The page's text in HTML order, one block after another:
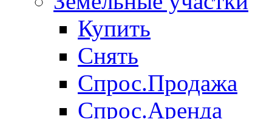
Купить
Снять
Спрос.Продажа
Спрос.Аренда